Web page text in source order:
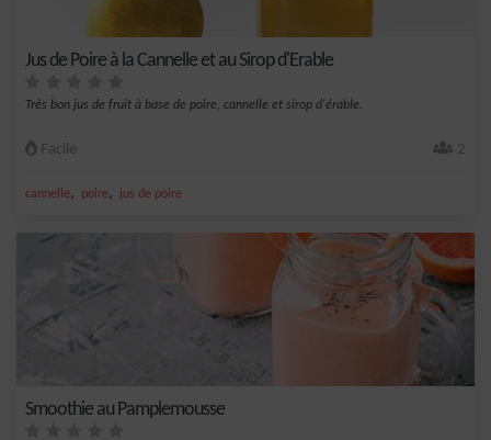
Jus de Poire à la Cannelle et au Sirop d'Erable
Très bon jus de fruit à base de poire, cannelle et sirop d'érable.
Facile 2
cannelle, poire, jus de poire
Smoothie au Pamplemousse